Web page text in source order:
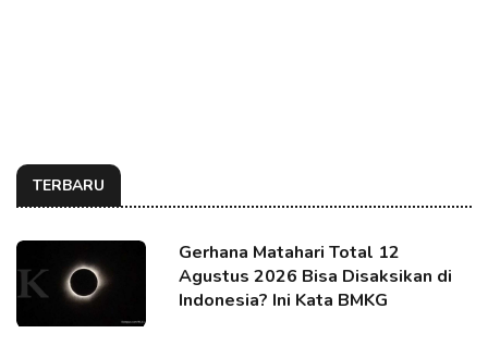
TERBARU
Gerhana Matahari Total 12
Agustus 2026 Bisa Disaksikan di
Indonesia? Ini Kata BMKG